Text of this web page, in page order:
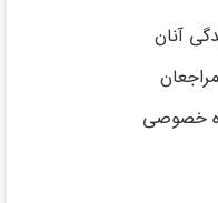
آنان
خصوصی